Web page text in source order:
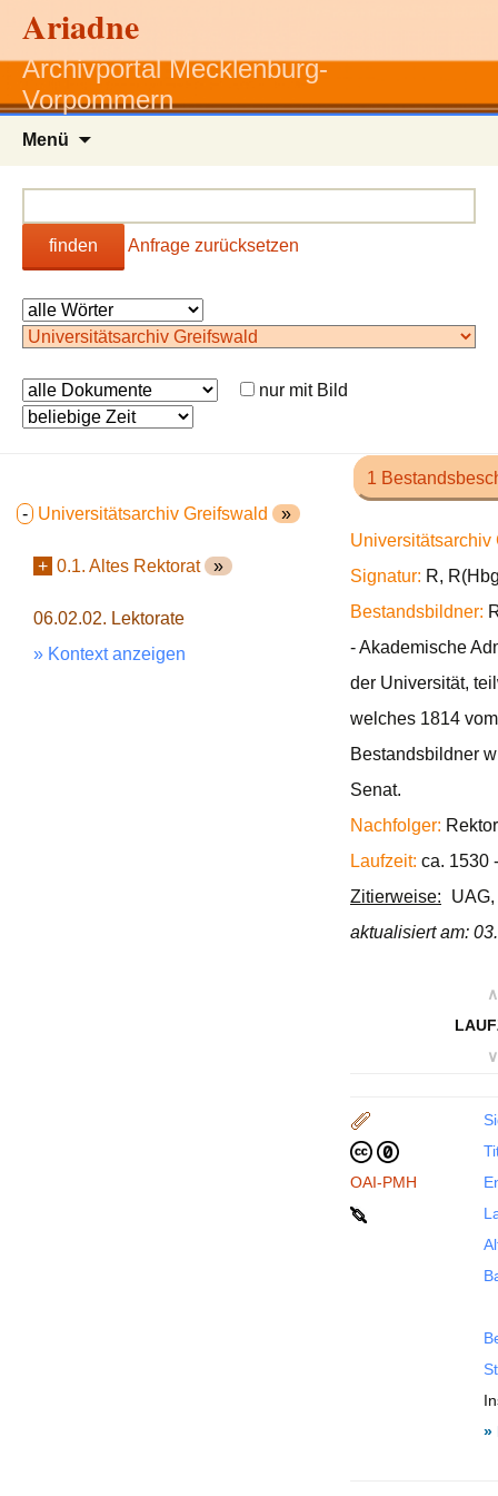
Ariadne
Archivportal Mecklenburg-
Vorpommern
Menü
finden Anfrage zurücksetzen
nur mit Bild
- Universitätsarchiv Greifswald »
+ 0.1. Altes Rektorat »
06.02.02. Lektorate
» Kontext anzeigen
1
Signatur: R,
Bestandsbildner:
- Akademische
der Universität,
welches 1814
Bestandsbildner
Senat.
Nachfolger:
Laufzeit: ca. 1530
Zitierweise:
aktualisiert am:
∧
∨
OAI-PMH
»